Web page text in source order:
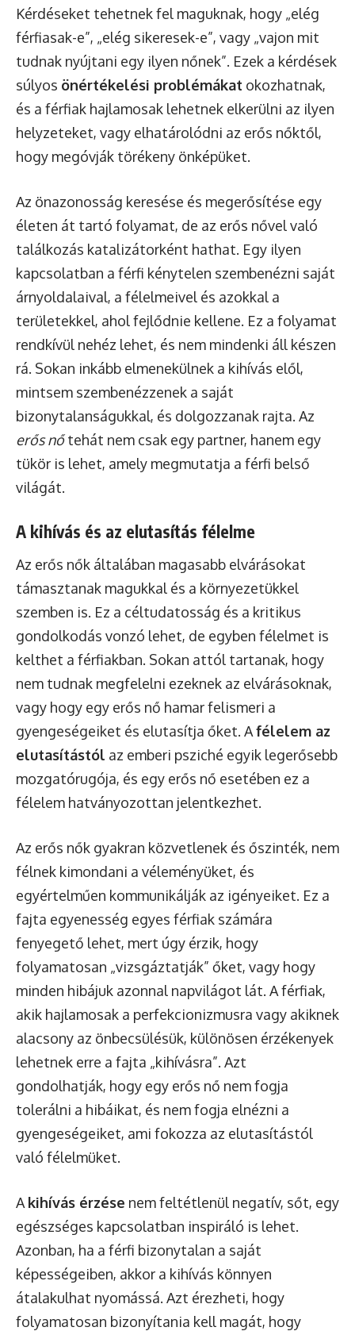
Kérdéseket tehetnek fel maguknak, hogy „elég
férfiasak-e”, „elég sikeresek-e”, vagy „vajon mit
tudnak nyújtani egy ilyen nőnek”. Ezek a kérdések
súlyos önértékelési problémákat okozhatnak,
és a férfiak hajlamosak lehetnek elkerülni az ilyen
helyzeteket, vagy elhatárolódni az erős nőktől,
hogy megóvják törékeny önképüket.
Az önazonosság keresése és megerősítése egy
életen át tartó folyamat, de az erős nővel való
találkozás katalizátorként hathat. Egy ilyen
kapcsolatban a férfi kénytelen szembenézni saját
árnyoldalaival, a félelmeivel és azokkal a
területekkel, ahol fejlődnie kellene. Ez a folyamat
rendkívül nehéz lehet, és nem mindenki áll készen
rá. Sokan inkább elmenekülnek a kihívás elől,
mintsem szembenézzenek a saját
bizonytalanságukkal, és dolgozzanak rajta. Az
erős nőtehát nem csak egy partner, hanem egy
tükör is lehet, amely megmutatja a férfi belső
világát.
A kihívás és az elutasítás félelme
Az erős nők általában magasabb elvárásokat
támasztanak magukkal és a környezetükkel
szemben is. Ez a céltudatosság és a kritikus
gondolkodás vonzó lehet, de egyben félelmet is
kelthet a férfiakban. Sokan attól tartanak, hogy
nem tudnak megfelelni ezeknek az elvárásoknak,
vagy hogy egy erős nő hamar felismeri a
gyengeségeiket és elutasítja őket. Afélelem az
elutasítástól az emberi psziché egyik legerősebb
mozgatórugója, és egy erős nő esetében ez a
félelem hatványozottan jelentkezhet.
Az erős nők gyakran közvetlenek és őszinték, nem
félnek kimondani a véleményüket, és
egyértelműen kommunikálják az igényeiket. Ez a
fajta egyenesség egyes férfiak számára
fenyegető lehet, mert úgy érzik, hogy
folyamatosan „vizsgáztatják” őket, vagy hogy
minden hibájuk azonnal napvilágot lát. A férfiak,
akik hajlamosak a perfekcionizmusra vagy akiknek
alacsony az önbecsülésük, különösen érzékenyek
lehetnek erre a fajta „kihívásra”. Azt
gondolhatják, hogy egy erős nő nem fogja
tolerálni a hibáikat, és nem fogja elnézni a
gyengeségeiket, ami fokozza az elutasítástól
való félelmüket.
A kihívás érzése nem feltétlenül negatív, sőt, egy
egészséges kapcsolatban inspiráló is lehet.
Azonban, ha a férfi bizonytalan a saját
képességeiben, akkor a kihívás könnyen
átalakulhat nyomássá. Azt érezheti, hogy
folyamatosan bizonyítania kell magát, hogy